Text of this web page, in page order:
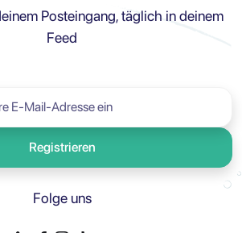
Posteingang, täglich in deinem
Feed
Registrieren
Folge uns